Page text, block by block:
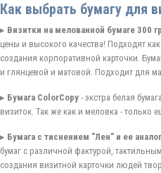
Как выбрать бумагу для
▸ Визитки на мелованной бумаге 300
цены и высокого качества! Подходят
создания корпоративной карточки.
и глянцевой и матовой. Подходит для
▸ Бумага ColorCopy - экстра белая
визиток. Так же как и меловка - только
▸ Бумага с тиснением "Лен" и ее
бумаг с различной фактурой,
создания визитной карточки людей